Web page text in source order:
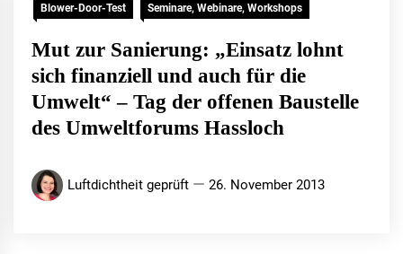
Blower-Door-Test Seminare, Webinare, Workshops
Mut zur Sanierung: „Einsatz lohnt
sich finanziell und auch für die
Umwelt“ – Tag der offenen Baustelle
des Umweltforums Hassloch
Luftdichtheit geprüft 26. November 2013